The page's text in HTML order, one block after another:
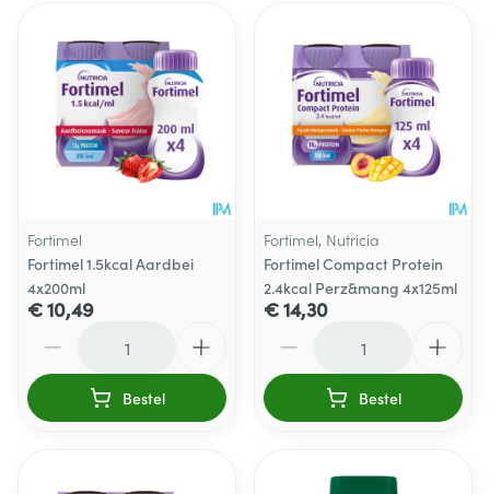
Fortimel
Fortimel 1.5kcal Aardbei
4x200ml
€ 10,49
Bestel
Fortimel, Nutricia
Fortimel Compact Protein
2.4kcal Perz&mang 4x125ml
€ 14,30
Bestel